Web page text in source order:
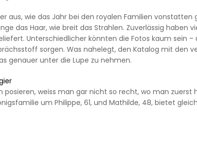
aus, wie das Jahr bei den royalen Familien vonstatten
das Haar, wie breit das Strahlen. Zuverlässig haben
Unterschiedlicher könnten die Fotos kaum sein
sorgen. Was nahelegt, den Katalog mit den
genauer unter die Lupe zu nehmen.
posieren, weiss man gar nicht so recht, wo man zuerst
um Philippe, 61, und Mathilde, 48, bietet